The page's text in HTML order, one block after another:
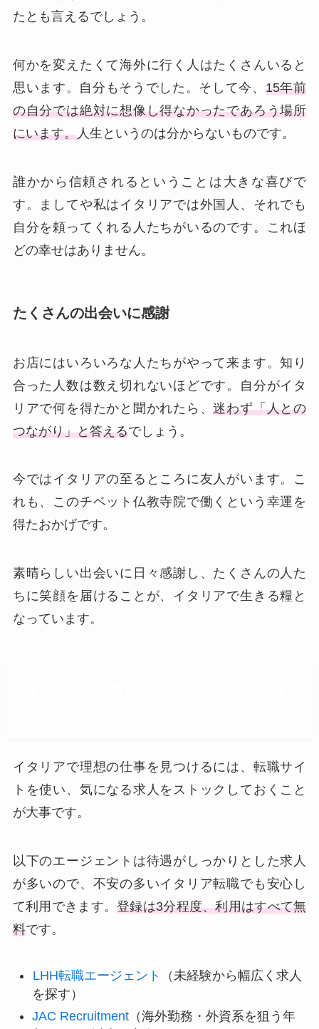
たとも言えるでしょう。
何かを変えたくて海外に行く人はたくさんいると
思います。自分もそうでした。そして今、 15年前
の自分では絶対に想像し得なかったであろう場所
にいます。人生というのは分からないものです。
誰かから信頼されるということは大きな喜びで
す。ましてや私はイタリアでは外国人、それでも
自分を頼ってくれる人たちがいるのです。これほ
どの幸せはありません。
たくさんの出会いに感謝
お店にはいろいろな人たちがやって来ます。知り
合った人数は数え切れないほどです。自分がイタ
リアで何を得たかと聞かれたら、迷わず「人との
つながり」と答えるでしょう。
今ではイタリアの至るところに友人がいます。こ
れも、このチベット仏教寺院で働くという幸運を
得たおかげです。
素晴らしい出会いに日々感謝し、たくさんの人た
ちに笑顔を届けることが、イタリアで生きる糧と
なっています。
イタリアで理想の仕事を見つけるには、転職サイ
トを使い、気になる求人をストックしておくこと
が大事です。
以下のエージェントは待遇がしっかりとした求人
が多いので、不安の多いイタリア転職でも安心し
て利用できます。登録は3分程度、利用はすべて無
料です。
LHH転職エージェント
（未経験から幅広く求人
を探す）
JAC Recruitment（海外勤務・外資系を狙う年